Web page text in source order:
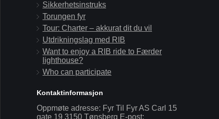
Sikkerhetsinstruks
Torungen fyr
Tour: Charter – akkurat dit du vil
Utdrikningslag med RIB
Want to enjoy a RIB ride to Færder
lighthouse?
Who can participate
Kontaktinformasjon
Oppmøte adresse: Fyr Til Fyr AS Carl 15
gate 19 3150 Tønsberg E-post: